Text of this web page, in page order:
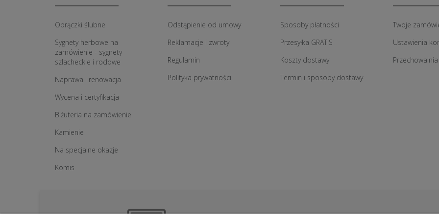
Obrączki ślubne
Sygnety herbowe na
zamówienie - sygnety
szlacheckie i rodowe
Naprawa i renowacja
Wycena i certyfikacja
Biżuteria na zamówienie
Kamienie
Na specjalne okazje
Komis
Odstąpienie od umowy
Reklamacje i zwroty
Regulamin
Polityka prywatności
Sposoby płatności
Przesyłka GRATIS
Koszty dostawy
Termin i sposoby dostawy
Twoje
Ustawienia
Przechowalnia